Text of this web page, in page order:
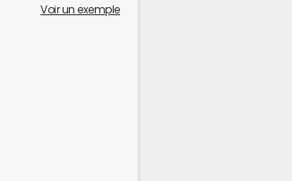
Voir un exemple